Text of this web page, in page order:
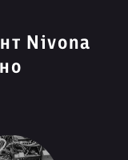
Nivona